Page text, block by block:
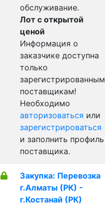
обслуживание.
Лот с открытой
ценой
Информация о
заказчике доступна
только
зарегистрированным
поставщикам!
Необходимо
авторизоваться или
зарегистрироваться
и заполнить профиль
поставщика.
Закупка: Перевозка
г.Алматы (РК) -
г.Костанай (РК)